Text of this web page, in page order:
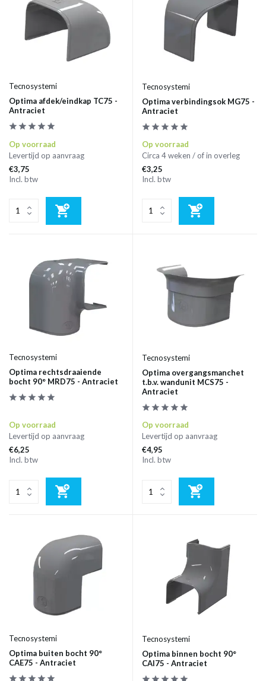
Tecnosystemi
Optima afdek/eindkap TC75 -
Antraciet
Op voorraad
Levertijd op aanvraag
€3,75
Incl. btw
Tecnosystemi
Optima verbindingsok MG75 -
Antraciet
Op voorraad
Circa 4 weken / of in overleg
€3,25
Incl. btw
Tecnosystemi
Optima rechtsdraaiende
bocht 90° MRD75 - Antraciet
Op voorraad
Levertijd op aanvraag
€6,25
Incl. btw
Tecnosystemi
Optima overgangsmanchet
t.b.v. wandunit MCS75 -
Antraciet
Op voorraad
Levertijd op aanvraag
€4,95
Incl. btw
Tecnosystemi
Optima buiten bocht 90°
CAE75 - Antraciet
Tecnosystemi
Optima binnen bocht 90°
CAI75 - Antraciet